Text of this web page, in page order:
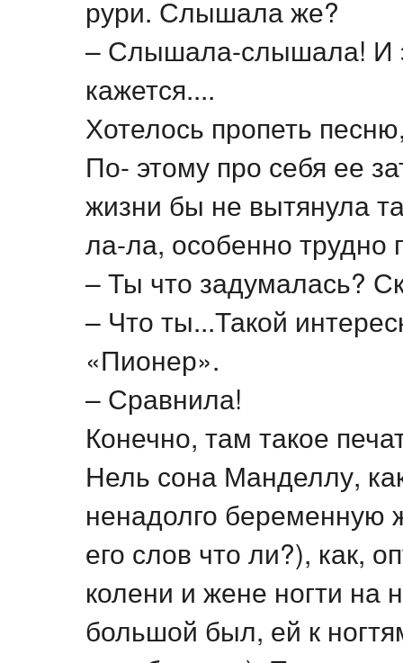
рури. Слышала же?
– Слышала-слышала! И
кажется....
Хотелось пропеть
По- этому про себя ее
жизни бы не вытянула
ла-ла, особенно
– Ты что задумалась?
– Что ты...Такой
«Пионер».
– Сравнила!
Конечно, там такое
Нель сона Манделлу,
ненадолго беременную
его слов что ли?), как,
колени и жене ногти на
большой был, ей к